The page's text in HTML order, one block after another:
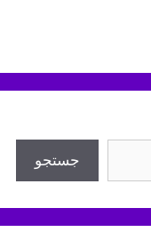
جستجو